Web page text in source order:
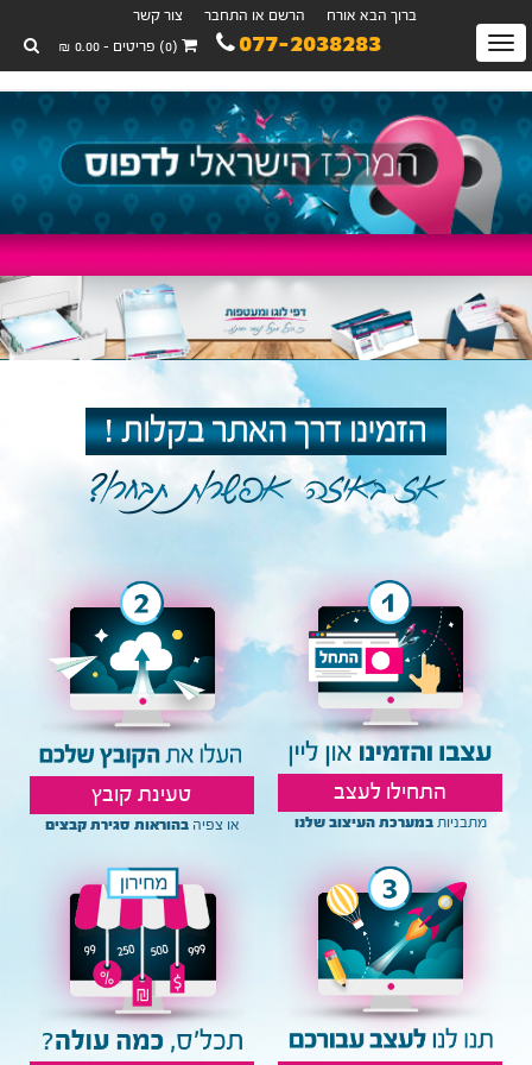
ברוך הבא אורח הרשם או התחבר צור קשר
077-2038283 (0) פריטים - 0.00 ₪
Toggle
התחילו לעצב
מתבניותבמערכת העיצוב שלנו
טעינת קובץ
או צפיהבהוראות סגירת קבצים